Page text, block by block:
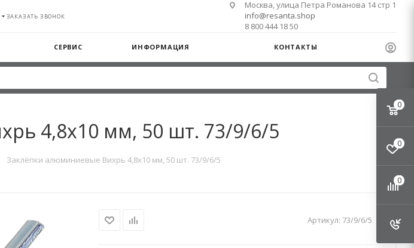
ЗАКАЗАТЬ ЗВОНОК
Москва, улица Петра Романова 14 стр 1
info@resanta.shop
8 800 444 18 50
СЕРВИС ИНФОРМАЦИЯ КОНТАКТЫ
4,8х10 мм, 50 шт. 73/9/6/5
Заклёпки алюминиевые Вихрь 4,8х10 мм, 50 шт. 73/9/6/5
Артикул: 73/9/6/5
0
0
0